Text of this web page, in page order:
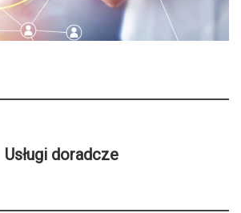
Usługi doradcze